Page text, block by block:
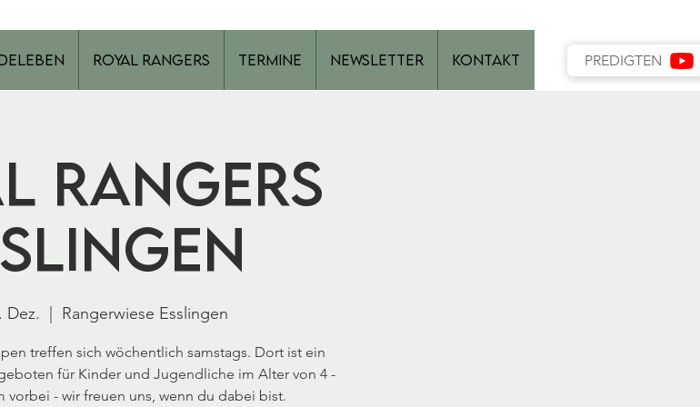
Royal Rangers Termine Newsletter Kontakt PREDIGTEN
Rangers
Dez. Rangerwiese Esslingen
treffen sich wöchentlich samstags. Dort ist ein
für Kinder und Jugendliche im Alter von 4 -
vorbei - wir freuen uns, wenn du dabei bist.